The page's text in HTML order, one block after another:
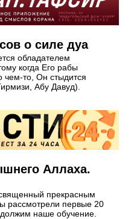
о силе дуа
обладателем
когда Его рабы
чем-то, Он стыдится
Абу Давуд).
Аллаха.
прекрасным
рассмотрели первые 20
наше обучение.